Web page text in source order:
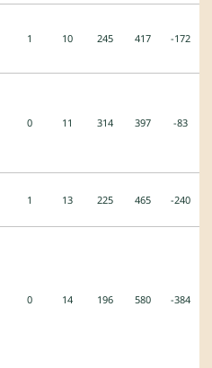
1 10 245 417 -172
0 11 314 397 -83
1 13 225 465 -240
0 14 196 580 -384